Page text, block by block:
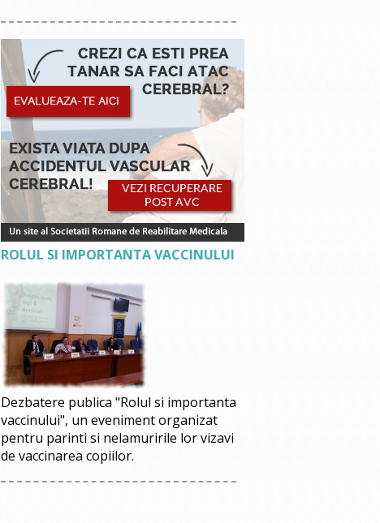
ROLUL SI IMPORTANTA VACCINULUI
Dezbatere publica "Rolul si importanta
vaccinului", un eveniment organizat
pentru parinti si nelamuririle lor vizavi
de vaccinarea copiilor.